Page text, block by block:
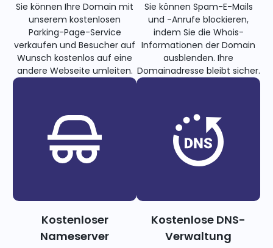
Sie können Ihre Domain mit
unserem kostenlosen
Parking-Page-Service
verkaufen und Besucher auf
Wunsch kostenlos auf eine
andere Webseite umleiten.
Sie können Spam-E-Mails
und -Anrufe blockieren,
indem Sie die Whois-
Informationen der Domain
ausblenden. Ihre
Domainadresse bleibt sicher.
Kostenloser
Nameserver
Kostenlose DNS-
Verwaltung